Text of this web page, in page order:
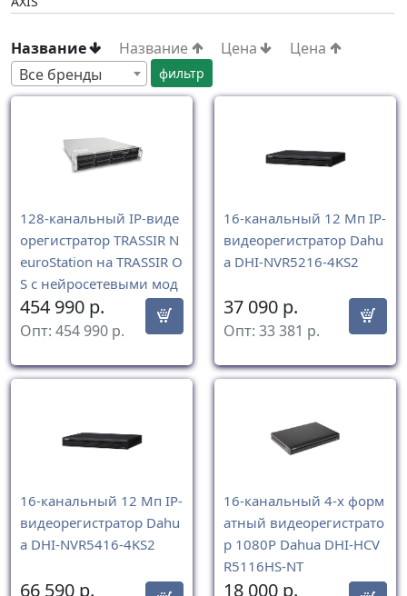
Название Название Цена
Цена
Все бренды
128-канальный IP-виде
орегистратор TRASSIR N
euroStation на TRASSIR O
S с нейросетевыми мод
улями
454 990 р.
Опт: 454 990 р.
16-канальный 12 Мп IP-
видеорегистратор Dahu
a DHI-NVR5216-4KS2
37 090 р.
Опт: 33 381 р.
16-канальный 12 Мп IP-
видеорегистратор Dahu
a DHI-NVR5416-4KS2
66 590 р.
16-канальный 4-x форм
атный видеорегистрато
р 1080P Dahua DHI-HCV
R5116HS-NT
18 000 р.